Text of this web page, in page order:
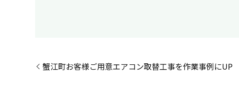
蟹江町お客様ご用意エアコン取替工事を作業事例にUP